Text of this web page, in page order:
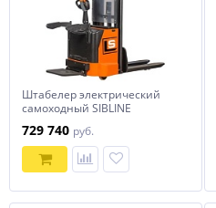
Штабелер электрический
самоходный SIBLINE
729 740 руб.